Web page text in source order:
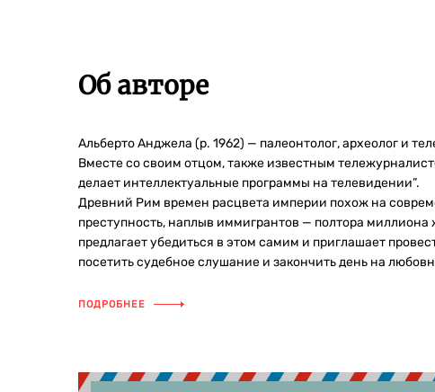
Об авторе
Альберто Анджела (р. 1962) — палеонтолог, археолог и
Вместе со своим отцом, также известным
делает интеллектуальные программы на телевидении”.
Древний Рим времен расцвета империи похож на
преступность, наплыв иммигрантов — полтора
предлагает убедиться в этом самим и приглашает
посетить судебное слушание и закончить день на
ПОДРОБНЕЕ